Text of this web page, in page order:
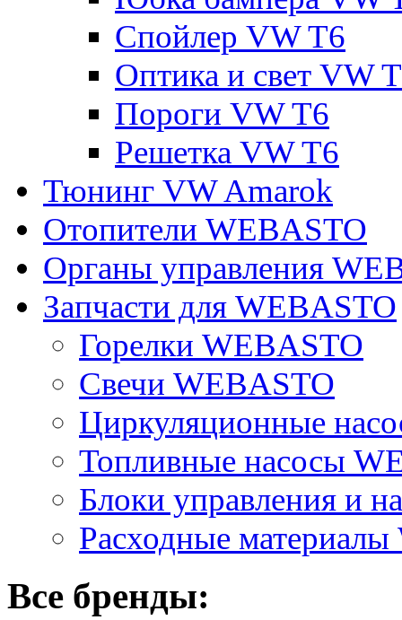
Спойлер VW T6
Оптика и свет VW
Пороги VW T6
Решетка VW T6
Тюнинг VW Amarok
Отопители WEBASTO
Органы управления
Запчасти для WEBASTO
Горелки WEBASTO
Свечи WEBASTO
Циркуляционные
Топливные насосы
Блоки управления и
Расходные
Все бренды: